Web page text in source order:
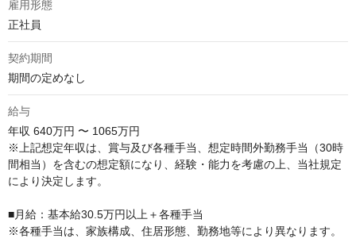
雇用形態
正社員
契約期間
期間の定めなし
給与
年収 640万円 〜 1065万円
※上記想定年収は、賞与及び各種手当、想定時間外勤務手当（30時
間相当）を含むの想定額になり、経験・能力を考慮の上、当社規定
により決定します。
■月給：基本給30.5万円以上＋各種手当
※各種手当は、家族構成、住居形態、勤務地等により異なります。